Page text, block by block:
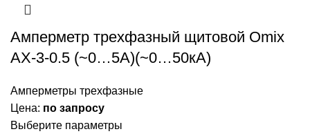
Амперметр трехфазный щитовой Omix
AX-3-0.5 (~0…5А)(~0…50кА)
Амперметры трехфазные
Цена: по запросу
Выберите параметры